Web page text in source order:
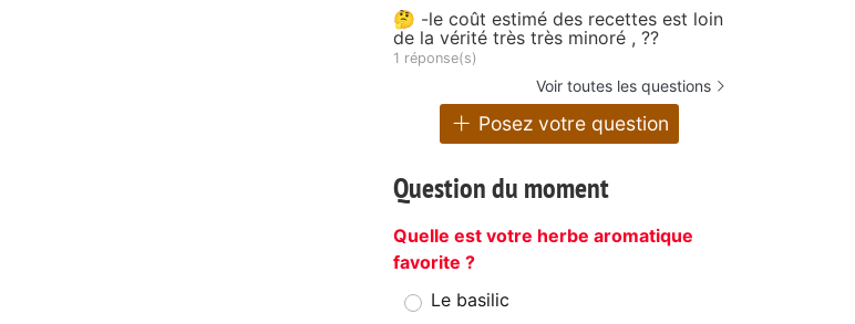
🤔 -le coût estimé des recettes est loin
de la vérité très très minoré , ??
1 réponse(s)
Voir toutes les questions
Posez votre question
Question du moment
Quelle est votre herbe aromatique
favorite ?
Le basilic